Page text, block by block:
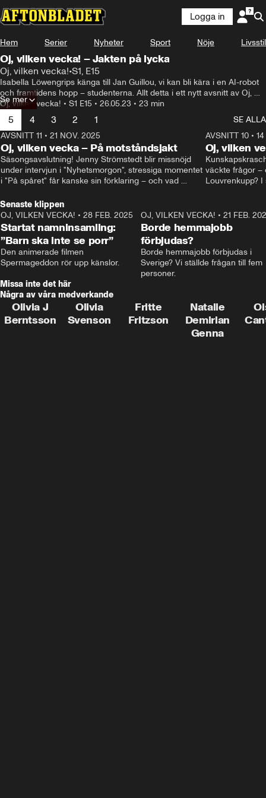
Logga in
Hem Serier Nyheter Sport Nöje Livsstil
Oj, vilken vecka! – Jakten på lycka
Oj, vilken vecka!•S1, E15
Isabella Löwengrips känga till Jan Guillou, vi kan bli kära i en AI-robot
och framtidens hopp – studenterna. Allt detta i ett nytt avsnitt av Oj,
vilken vecka! – Jakten på lycka, som denna vecka gästas av
Sportbladets Linn Nordström och Aftonbladets nyhetskoluminst Oisín
Cantwell.
Alla tidigare avsnitt ser du på Aftonbladets sajt.
Oj, vilken vecka! • S1 E15 • 26.05.23 • 23 min
Se mer
5 4 3 2 1
SE ALLA
AVSNITT 11 • 21 NOV. 2025
Oj, vilken vecka – På motståndsjakt
Säsongsavslutning! Jenny Strömstedt blir missnöjd
under intervjun i "Nyhetsmorgon", stressiga momentet
i "På spåret" får kanske sin förklaring – och vad
Cantwell och Karin Pettersson.
AVSNITT 10•
Oj, vilken
väckte frågor –
Louvrenkupp?
Senaste klippen
2:40
OJ, VILKEN VECKA! • 28 FEB. 2025
Startat namninsamling:
”Barn ska inte se porr”
Den animerade filmen
Spermageddon rör upp känslor.
OJ, VILKEN VECKA! • 21 FEB.
Borde hemmajobb
förbjudas?
Borde hemmajobb förbjudas i
Sverige? Vi ställde frågan till fem
personer.
Missa inte det här
Några av våra medverkande
Olivia J
Berntsson
Olivia
Svenson
Fritte
Fritzson
Natalie
Demirian
Genna